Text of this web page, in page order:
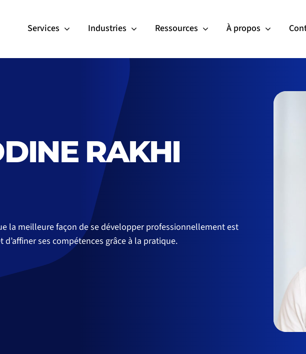
Services Industries Ressources À propos
RAKHI
la meilleure façon de se développer professionnellement est
d’affiner ses compétences grâce à la pratique.